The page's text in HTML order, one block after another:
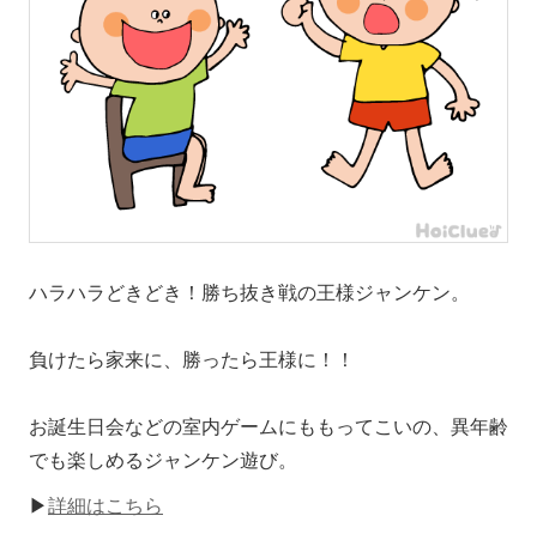
ハラハラどきどき！勝ち抜き戦の王様ジャンケン。
負けたら家来に、勝ったら王様に！！
お誕生日会などの室内ゲームにももってこいの、異年齢
でも楽しめるジャンケン遊び。
▶詳細はこちら